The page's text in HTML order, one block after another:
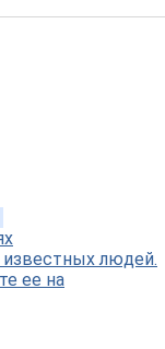
людей.
ее на